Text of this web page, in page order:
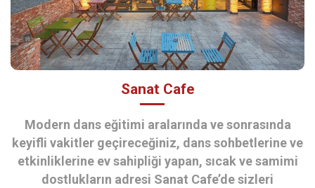
Sanat Cafe
Modern dans eğitimi aralarında ve sonrasında
keyifli vakitler geçireceğiniz, dans sohbetlerine ve
etkinliklerine ev sahipliği yapan, sıcak ve samimi
dostlukların adresi Sanat Cafe’de sizleri